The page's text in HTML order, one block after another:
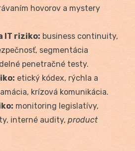
hovorov a mystery
IT riziko: business continuity,
segmentácia
penetračné testy.
etický kódex, rýchla a
krízová komunikácia.
monitoring legislatívy,
interné audity, product